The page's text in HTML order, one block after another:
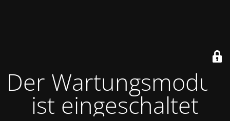
Der Wartungsmodus
ist eingeschaltet